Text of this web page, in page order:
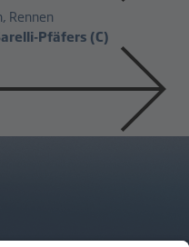
Rennen
Pfäfers (C)